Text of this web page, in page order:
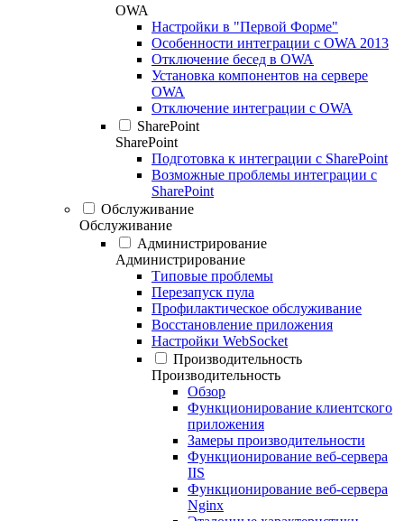
OWA
Настройки в "Первой Форме"
Особенности интеграции с OWA 2013
Отключение бесед в OWA
Установка компонентов на сервере
OWA
Отключение интеграции с OWA
SharePoint
SharePoint
Подготовка к интеграции с SharePoint
Возможные проблемы интеграции с
SharePoint
Обслуживание
Обслуживание
Администрирование
Администрирование
Типовые проблемы
Перезапуск пула
Профилактическое обслуживание
Восстановление приложения
Настройки WebSocket
Производительность
Производительность
Обзор
Функционирование клиентского
приложения
Замеры производительности
Функционирование веб-сервера
IIS
Функционирование веб-сервера
Nginx